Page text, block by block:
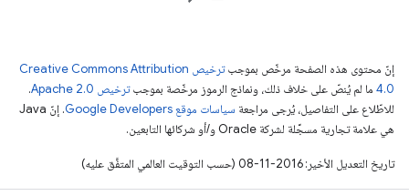
إنّ محتوى هذه الصفحة مرخّص بموجب
ترخيص Creative Commons Attribution
4.0‏ ما لم يُنصّ على خلاف ذلك، ونماذج الرموز مرخّصة بموجبترخيص Apache 2.0‏
.
للاطّلاع على التفاصيل، يُرجى مراجعة سياسات موقع Google Developers‏
. إنّ Java
هي علامة تجارية مسجَّلة لشركة Oracle و/أو شركائها التابعين.
تاريخ التعديل الأخير: 2016-11-08 (حسب التوقيت العالمي المتفَّق عليه)